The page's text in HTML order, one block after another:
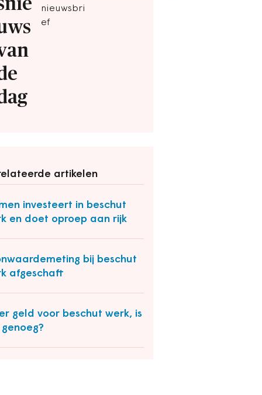
nieuwsbri
ef
artikelen
investeert in beschut
en doet oproep aan rijk
bij beschut
afgeschaft
geld voor beschut werk, is